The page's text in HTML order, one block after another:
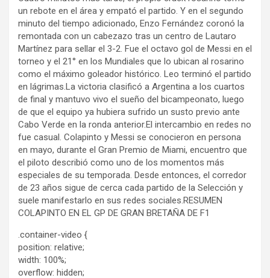
un rebote en el área y empató el partido. Y en el segundo
minuto del tiempo adicionado, Enzo Fernández coronó la
remontada con un cabezazo tras un centro de Lautaro
Martínez para sellar el 3-2. Fue el octavo gol de Messi en el
torneo y el 21° en los Mundiales que lo ubican al rosarino
como el máximo goleador histórico. Leo terminó el partido
en lágrimas.La victoria clasificó a Argentina a los cuartos
de final y mantuvo vivo el sueño del bicampeonato, luego
de que el equipo ya hubiera sufrido un susto previo ante
Cabo Verde en la ronda anterior.El intercambio en redes no
fue casual. Colapinto y Messi se conocieron en persona
en mayo, durante el Gran Premio de Miami, encuentro que
el piloto describió como uno de los momentos más
especiales de su temporada. Desde entonces, el corredor
de 23 años sigue de cerca cada partido de la Selección y
suele manifestarlo en sus redes sociales.RESUMEN
COLAPINTO EN EL GP DE GRAN BRETAÑA DE F1
.container-video {
position: relative;
width: 100%;
overflow: hidden;